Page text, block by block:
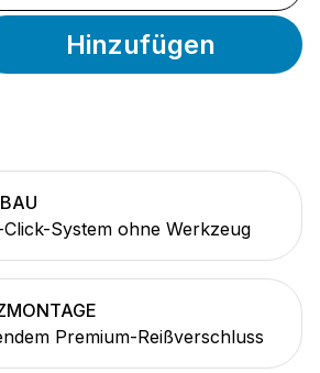
Hinzufügen
System ohne Werkzeug
Premium-Reißverschluss